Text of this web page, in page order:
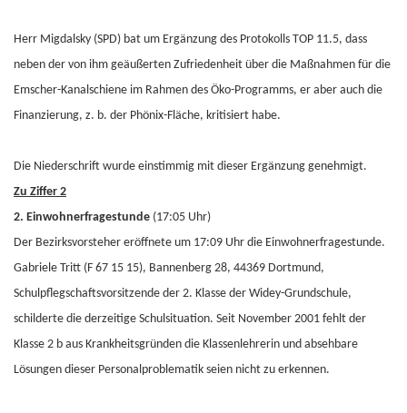
Herr Migdalsky (SPD) bat um Ergänzung des Protokolls TOP 11.5, dass
neben der von ihm geäußerten Zufriedenheit über die Maßnahmen für die
Emscher-Kanalschiene im Rahmen des Öko-Programms, er aber auch die
Finanzierung, z. b. der Phönix-Fläche, kritisiert habe.
Die Niederschrift wurde einstimmig mit dieser Ergänzung genehmigt.
Zu Ziffer 2
2. Einwohnerfragestunde (17:05 Uhr)
Der Bezirksvorsteher eröffnete um 17:09 Uhr die Einwohnerfragestunde.
Gabriele Tritt (F 67 15 15), Bannenberg 28, 44369 Dortmund,
Schulpflegschaftsvorsitzende der 2. Klasse der Widey-Grundschule,
schilderte die derzeitige Schulsituation. Seit November 2001 fehlt der
Klasse 2 b aus Krankheitsgründen die Klassenlehrerin und absehbare
Lösungen dieser Personalproblematik seien nicht zu erkennen.